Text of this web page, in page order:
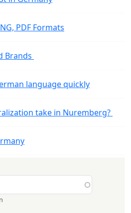
PDF Formats
Brands
language quickly
take in Nuremberg?